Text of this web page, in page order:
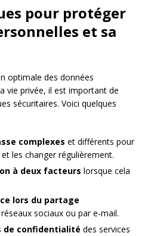
pour protéger
et sa
optimale des données
vie privée, il est important de
sécuritaires. Voici quelques
complexes et différents pour
les changer régulièrement.
à deux facteurs lorsque cela
lors du partage
sociaux ou par e-mail.
de confidentialité des services